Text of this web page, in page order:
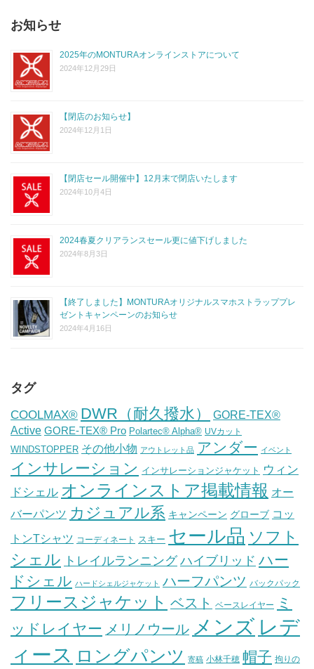
お知らせ
2025年のMONTURAオンラインストアについて
2024年12月29日
【閉店のお知らせ】
2024年12月1日
【閉店セール開催中】12月末で閉店いたします
2024年10月4日
2024春夏クリアランスセール更に値下げしました
2024年8月3日
【終了しました】MONTURAオリジナルスマホストラッププレ
ゼントキャンペーンのお知らせ
2024年4月16日
タグ
COOLMAX® DWR（耐久撥水）
GORE-TEX®
Active GORE-TEX® Pro Polartec® Alpha® UVカット
WINDSTOPPER その他小物 アウトレット品 アンダー イベント
インサレーション インサレーションジャケット ウィン
ドシェル オンラインストア掲載情報 オー
バーパンツ カジュアル系 キャンペーン グローブ コッ
トンTシャツ コーディネート スキー セール品 ソフト
シェル トレイルランニング ハイブリッド ハー
ドシェル ハードシェルジャケット ハーフパンツ バックパック
フリースジャケット ベスト ベースレイヤー
ミ
ッドレイヤー メリノウール メンズ レデ
ィース ロングパンツ 寄稿 小林千穂 帽子 拘りの